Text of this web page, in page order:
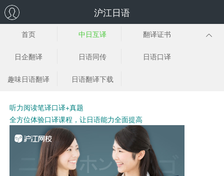
沪江日语
首页 中日互译 翻译证书
日企翻译 日语同传 日语口译
趣味日语翻译 日语翻译下载
听力阅读笔译口译+真题
全方位体验口译课程，让日语能力全面提高